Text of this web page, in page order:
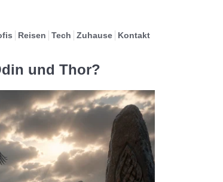
Reisen Tech Zuhause Kontakt
und Thor?